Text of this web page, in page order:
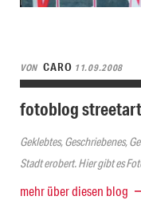
VON CARO 11.09.2008
fotoblog streetart
Geklebtes, Geschriebenes,
Stadt erobert. Hier gibt es
mehr über diesen blog